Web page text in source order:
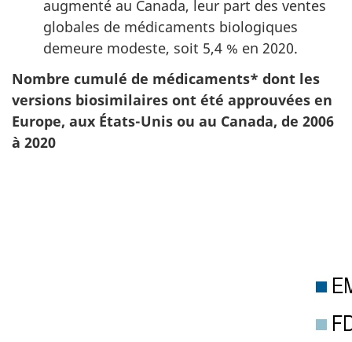
augmenté au Canada, leur part des ventes
globales de médicaments biologiques
demeure modeste, soit 5,4 % en 2020.
Nombre cumulé de médicaments* dont les
versions biosimilaires ont été approuvées en
Europe, aux États-Unis ou au Canada, de 2006
à 2020